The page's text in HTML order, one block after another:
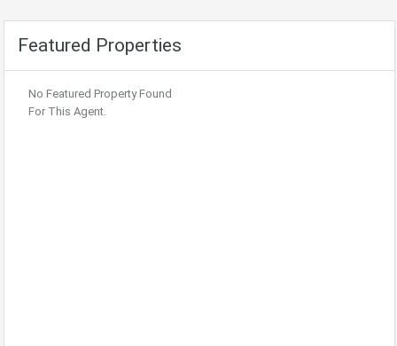
Featured Properties
No Featured Property Found
For This Agent.